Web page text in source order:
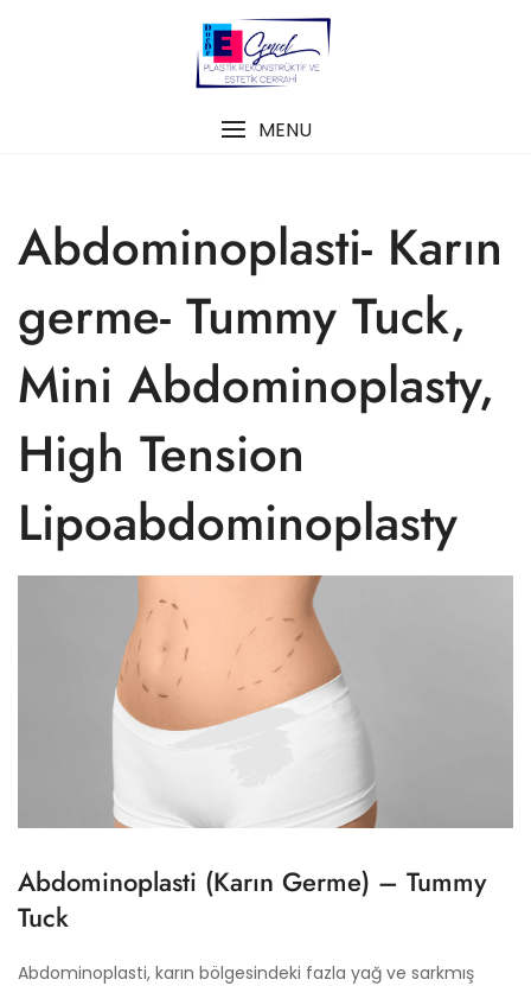
MENU
Abdominoplasti- Karın
germe- Tummy Tuck,
Mini Abdominoplasty,
High Tension
Lipoabdominoplasty
Abdominoplasti (Karın Germe) – Tummy
Tuck
Abdominoplasti, karın bölgesindeki fazla yağ ve sarkmış